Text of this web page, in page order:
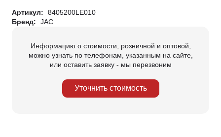
Артикул:
8405200LE010
Бренд:
JAC
Информацию о стоимости, розничной и оптовой,
можно узнать по телефонам, указанным на сайте,
или оставить заявку - мы перезвоним
Уточнить стоимость